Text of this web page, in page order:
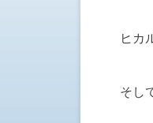
ヒカ
そし